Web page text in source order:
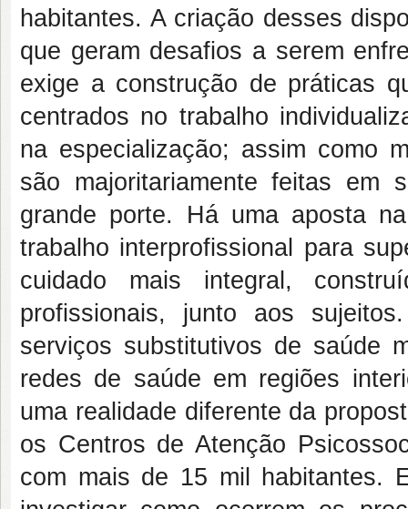
habitantes. A criação desses
que geram desafios a serem
exige a construção de práticas
centrados no trabalho
na especialização; assim como
são majoritariamente feitas em
grande porte. Há uma aposta
trabalho interprofissional para
cuidado mais integral,
profissionais, junto aos
serviços substitutivos de saúde
redes de saúde em regiões
uma realidade diferente da
os Centros de Atenção
com mais de 15 mil habitantes.